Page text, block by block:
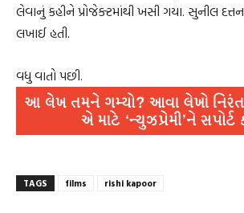
લેવાનું કહીને પ્રોજેક્ટમાંથી ખસી ગયા. સુનીલ
લખાઈ હતી.
વધુ વાતો પછી.
TAGS films rishi kapoor